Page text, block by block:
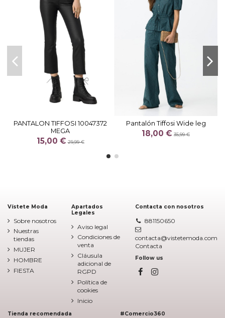
PANTALON TIFFOSI 10047372
MEGA
15,00 €29,99 €
Pantalón Tiffosi Wide leg
18,00 € 35,99 €
Vístete Moda
Sobre nosotros
Nuestras
tiendas
MUJER
HOMBRE
FIESTA
Apartados
Legales
Aviso legal
Condiciones de
venta
Cláusula
adicional de
RGPD
Política de
cookies
Inicio
Contacta con nosotros
881150650
contacta@vistetemoda.com
Contacta
Follow us
Tienda recomendada #Comercio360